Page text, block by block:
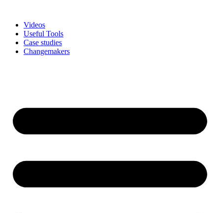
contentVideos
Useful Tools
Case studies
Changemakers